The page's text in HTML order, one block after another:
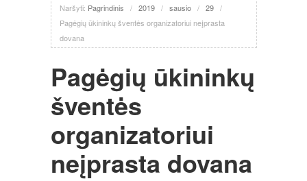
Naršyti: Pagrindinis / 2019 / sausio / 29 /
Pagėgių ūkininkų šventės organizatoriui neįprasta
dovana
Pagėgių ūkininkų
šventės
organizatoriui
neįprasta dovana